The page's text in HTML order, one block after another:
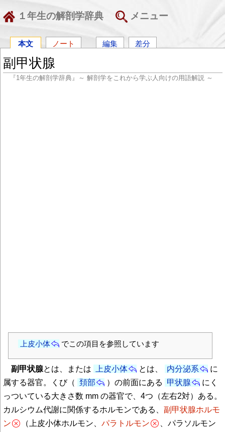
１年生の解剖学辞典 メニュー
本文 ノート 編集 差分
副甲状腺
『1年生の解剖学辞典』～ 解剖学をこれから学ぶ人向けの用語解説 ～
上皮小体 でこの項目を参照しています
副甲状腺とは、または 上皮小体 とは、 内分泌系
に
属する器官。くび（ 頚部 ）の前面にある 甲状腺
にく
っついている大きさ数 mm の器官で、4つ（左右2対）ある。
カルシウム代謝に関係するホルモンである、 副甲状腺ホルモ
ン
（上皮小体ホルモン、 パラトルモン
、パラソルモン